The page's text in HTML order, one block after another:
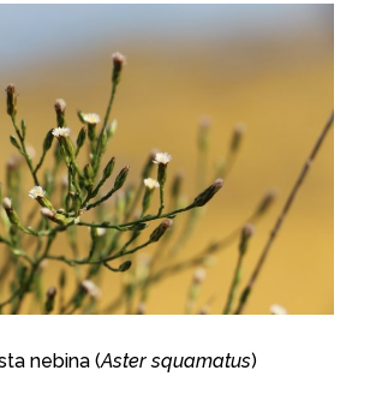
nebina (Aster squamatus)